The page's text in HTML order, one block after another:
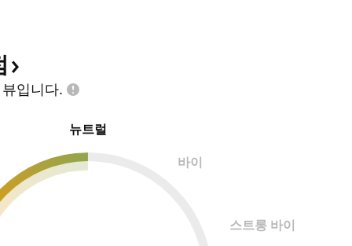
뷰입니다.
뉴트럴
바이
스트롱 바이